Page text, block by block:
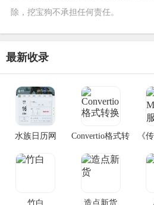
除，挖宝狗不承担任何责任。
最新收录
水族日历网
Convertio格式转
《
竹白 造点新货